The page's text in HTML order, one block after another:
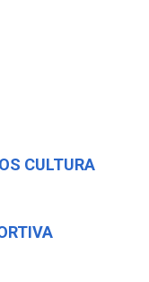
CULTURA